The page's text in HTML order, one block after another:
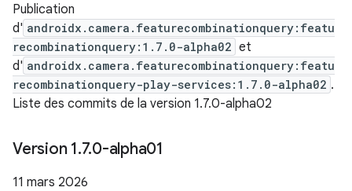
Publication
d' androidx.camera.featurecombinationquery:featu
recombinationquery:1.7.0-alpha02 et
d' androidx.camera.featurecombinationquery:featu
recombinationquery-play-services:1.7.0-alpha02 .
Liste des commits de la version 1.7.0-alpha02
Version 1.7.0-alpha01
11 mars 2026